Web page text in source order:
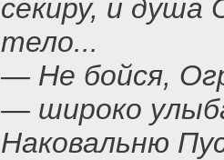
секиру, и душа
тело...
— Не бойся,
— широко
Наковальню